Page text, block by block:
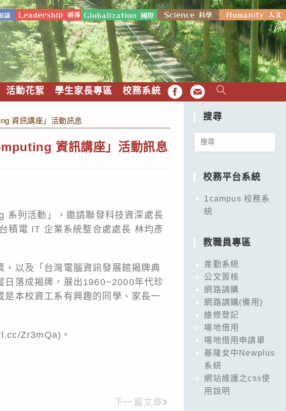
活動花絮 學生家長專區 校務系統 FB EMAIL
資訊講座」活動訊息
資訊講座」活動訊息
列活動」，邀請聯發科技資深處長
積電 IT 企業系統整合處處長 林均彥
以及「台灣電腦資訊發展館揭牌典
日落成揭牌，展出1960~2000年代珍
本校資工系有興趣的同學、家長一
Zr3mQa)。
下一篇文章
搜尋
Search
校務平台系統
1campus 校務系
統
教職員專區
差勤系統
公文簽核
網路請購
網路請購(備用)
維修登記
場地借用
場地借用申請單
基隆女中Newplus
系統
網站維護之css使
用說明